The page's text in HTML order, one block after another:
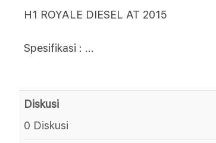
H1 ROYALE DIESEL AT 2015
Spesifikasi : ...
Diskusi
0 Diskusi